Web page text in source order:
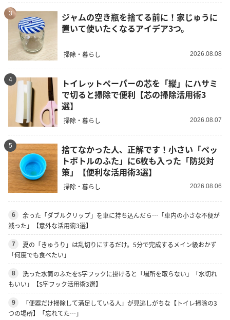
3
ジャムの空き瓶を捨てる前に！家じゅうに
置いて使いたくなるアイデア3つ。
掃除・暮らし 2026.08.08
4
トイレットペーパーの芯を「縦」にハサミ
で切ると掃除で便利【芯の掃除活用術3
選】
掃除・暮らし 2026.08.07
5
捨てなかった人、正解です！小さい「ペッ
トボトルのふた」に6枚も入った「防災対
策」【便利な活用術3選】
掃除・暮らし 2026.08.06
6
余った「ダブルクリップ」を車に持ち込んだら…「車内の小さな不便が
減った」【意外な活用術3選】
7
夏の「きゅうり」は乱切りにするだけ。5分で完成するメイン級おかず
「何度でも食べたい」
8
洗った水筒のふたをS字フックに掛けると「場所を取らない」「水切れ
もいい」【S字フック活用術3選】
9
「便器だけ掃除して満足している人」が見逃しがちな【トイレ掃除の3
つの場所】「忘れてた…」